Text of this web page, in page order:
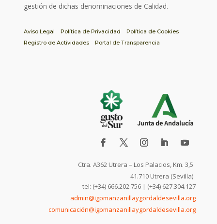
gestión de dichas denominaciones de Calidad.
Aviso Legal Política de Privacidad
Política de Cookies
Registro de Actividades
Portal de Transparencia
Ctra. A362 Utrera – Los Palacios, Km. 3,5
41.710 Utrera (Sevilla)
tel: (+34) 666.202.756 | (+34) 627.304.127
admin@igpmanzanillaygordaldesevilla.org
comunicación@igpmanzanillaygordaldesevilla.org